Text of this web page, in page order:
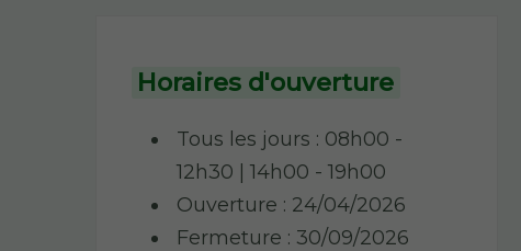
Horaires d'ouverture
Tous les jours : 08h00 -
12h30 | 14h00 - 19h00
Ouverture : 24/04/2026
Fermeture : 30/09/2026